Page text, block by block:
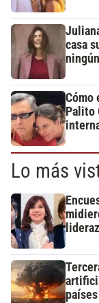
casa
Cómo
Palito
Lo más